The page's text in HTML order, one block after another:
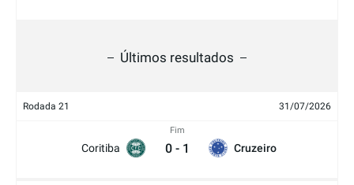
Últimos resultados
Rodada 21 31/07/2026
Coritiba
Fim
0 - 1 Cruzeiro